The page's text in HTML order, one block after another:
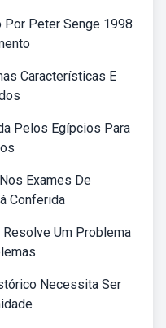
Peter Senge 1998
Características E
Pelos Egípcios Para
Exames De
Conferida
Um Problema
Necessita Ser